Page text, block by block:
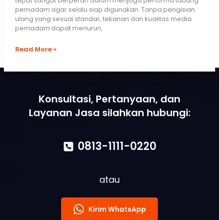
pemadam agar selalu siap digunakan. Tanpa pengisian
ulang yang sesuai standar, tekanan dan kualitas media
pemadam dapat menurun,
Jasa
Standar
Keselamatan
Internasional
Read More »
Konsultasi, Pertanyaan, dan
Layanan Jasa silahkan hubungi:
0813-1111-0220
atau
Kirim WhatsApp